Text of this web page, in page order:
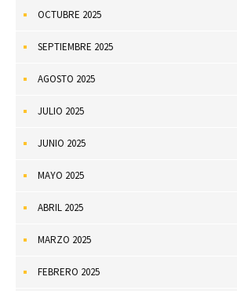
OCTUBRE 2025
SEPTIEMBRE 2025
AGOSTO 2025
JULIO 2025
JUNIO 2025
MAYO 2025
ABRIL 2025
MARZO 2025
FEBRERO 2025